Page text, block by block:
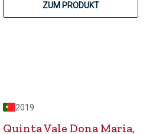
ZUM PRODUKT
2019
Quinta Vale Dona Maria,